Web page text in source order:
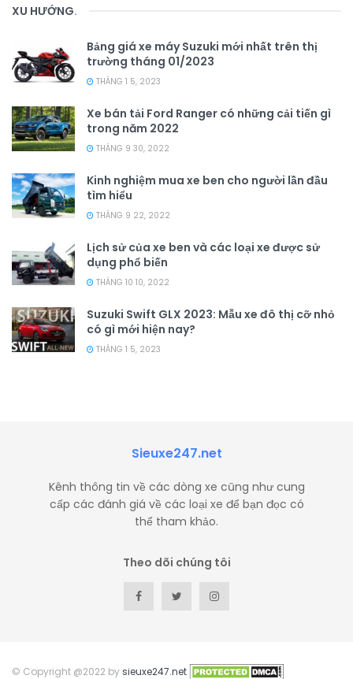
XU HƯỚNG.
Bảng giá xe máy Suzuki mới nhất trên thị
trường tháng 01/2023
THÁNG 1 5, 2023
Xe bán tải Ford Ranger có những cải tiến gì
trong năm 2022
THÁNG 9 30, 2022
Kinh nghiệm mua xe ben cho người lần đầu
tìm hiểu
THÁNG 9 22, 2022
Lịch sử của xe ben và các loại xe được sử
dụng phổ biến
THÁNG 10 10, 2022
Suzuki Swift GLX 2023: Mẫu xe đô thị cỡ nhỏ
có gì mới hiện nay?
THÁNG 1 5, 2023
Sieuxe247.net
Kênh thông tin về các dòng xe cũng như cung
cấp các đánh giá về các loại xe để bạn đọc có
thể tham khảo.
Theo dõi chúng tôi
© Copyright @2022 bysieuxe247.net